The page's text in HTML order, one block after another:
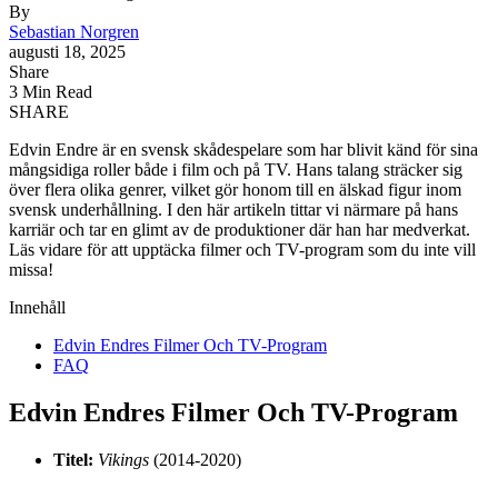
By
Sebastian Norgren
augusti 18, 2025
Share
3 Min Read
SHARE
Edvin Endre är en svensk skådespelare som har blivit känd för sina
mångsidiga roller både i film och på TV. Hans talang sträcker sig
över flera olika genrer, vilket gör honom till en älskad figur inom
svensk underhållning. I den här artikeln tittar vi närmare på hans
karriär och tar en glimt av de produktioner där han har medverkat.
Läs vidare för att upptäcka filmer och TV-program som du inte vill
missa!
Innehåll
Edvin Endres Filmer Och TV-Program
FAQ
Edvin Endres Filmer Och TV-Program
Titel: Vikings (2014-2020)